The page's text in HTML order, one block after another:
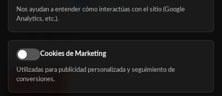
Síguenos
Nos ayudan a entender cómo interactúas con el sitio (Google
Analytics, etc.).
Cookies de Marketing
Utilizadas para publicidad personalizada y seguimiento de
conversiones.